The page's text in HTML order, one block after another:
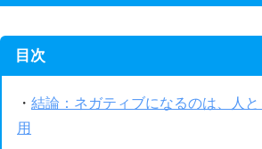
目次
・結論：ネガティブになるのは、人
用